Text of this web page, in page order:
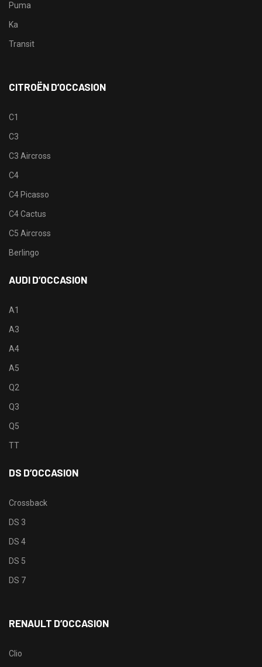
Puma
Ka
Transit
CITROËN D’OCCASION
C1
C3
C3 Aircross
C4
C4 Picasso
C4 Cactus
C5 Aircross
Berlingo
AUDI D’OCCASION
A1
A3
A4
A5
Q2
Q3
Q5
TT
DS D’OCCASION
Crossback
DS 3
DS 4
DS 5
DS 7
RENAULT D’OCCASION
Clio